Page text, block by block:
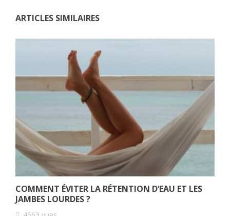
ARTICLES SIMILAIRES
COMMENT ÉVITER LA RÉTENTION D’EAU ET LES
JAMBES LOURDES ?